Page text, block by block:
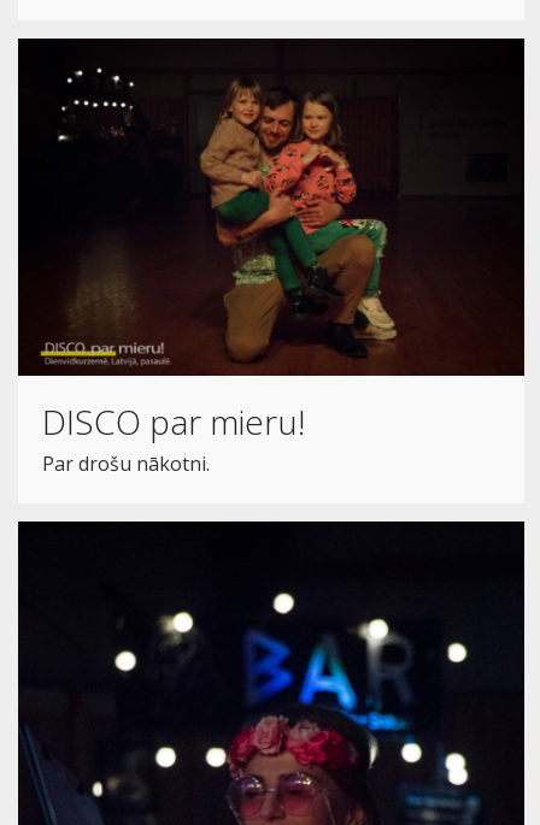
DISCO par mieru!
Par drošu nākotni.